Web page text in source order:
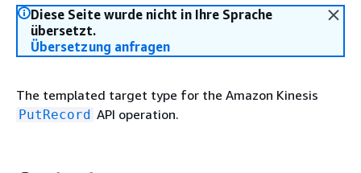
Diese Seite wurde nicht in Ihre Sprache
übersetzt.
Übersetzung anfragen
The templated target type for the Amazon Kinesis
PutRecord API operation.